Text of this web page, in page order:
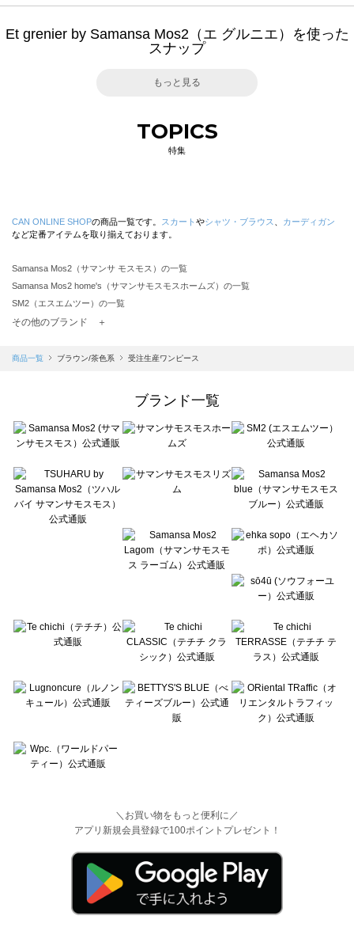
Et grenier by Samansa Mos2（エ グルニエ）を使った
スナップ
もっと見る
TOPICS
特集
CAN ONLINE SHOPの商品一覧です。 スカート やシャツ・ブラウス
カーディガン
など定番アイテムを取り揃えております。
Samansa Mos2（サマンサ モスモス）の一覧
Samansa Mos2 home's（サマンサモスモスホームズ）の一覧
SM2（エスエムツー）の一覧
TSUHARU by Samansa Mos2（ツハルバイサマンサモスモス）の一覧
Samansa Mos2 blue（サマンサモスモス ブルー）の一覧
Te chichi（テチチ）の一覧
Te chichi CLASSIC（テチチ クラシック）の一覧
Lugnoncure（ルノンキュール）の一覧
BETTY'S BLUE（べティーズブルー）の一覧
Wpc.（ワールドパーティー）の一覧
その他のブランド ＋
商品一覧 ブラウン/茶色系 受注生産ワンピース
ブランド一覧
＼お買い物をもっと便利に／
アプリ新規会員登録で100ポイントプレゼント！